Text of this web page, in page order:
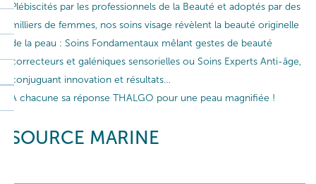
Plébiscités par les professionnels de la Beauté et adoptés par des
milliers de femmes, nos soins visage révèlent la beauté originelle
de la peau : Soins Fondamentaux mêlant gestes de beauté
correcteurs et galéniques sensorielles ou Soins Experts Anti-âge,
conjuguant innovation et résultats…
A chacune sa réponse THALGO pour une peau magnifiée !
SOURCE MARINE